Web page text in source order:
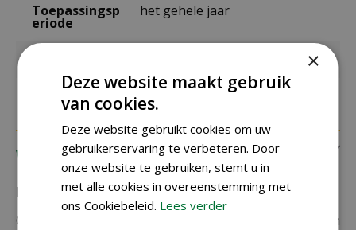
Toepassingsp
eriode
het gehele jaar
Verzending
Bezorging:
Om uw bestelling goed en veilig bij u thuis te laten
×
Deze website maakt gebruik
van cookies.
Deze website gebruikt cookies om uw
gebruikerservaring te verbeteren. Door
onze website te gebruiken, stemt u in
met alle cookies in overeenstemming met
ons Cookiebeleid. Lees verder